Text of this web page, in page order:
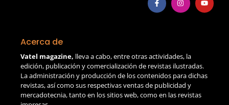
Acerca de
Vatel magazine, lleva a cabo, entre otras actividades, la
edición, publicación y comercialización de revistas ilustradas.
La administración y producción de los contenidos para dichas
revistas, así como sus respectivas ventas de publicidad y
mercadotecnia, tanto en los sitios web, como en las revistas